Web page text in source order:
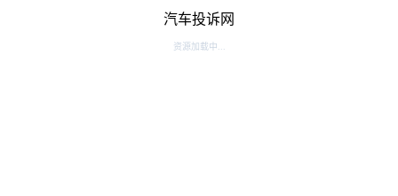
汽车投诉网
资源加载中...